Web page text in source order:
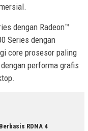
dengan Radeon™
Series dengan
core prosesor paling
performa grafis
RDNA 4